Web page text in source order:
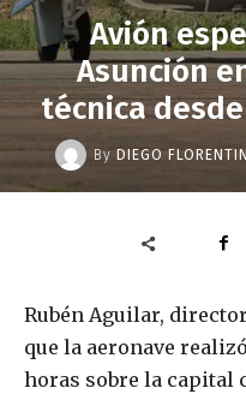
Avión
Asunción
técnica
By DIEGO FLORENTIN
Rubén Aguilar,
que la aeronave
horas sobre la capital